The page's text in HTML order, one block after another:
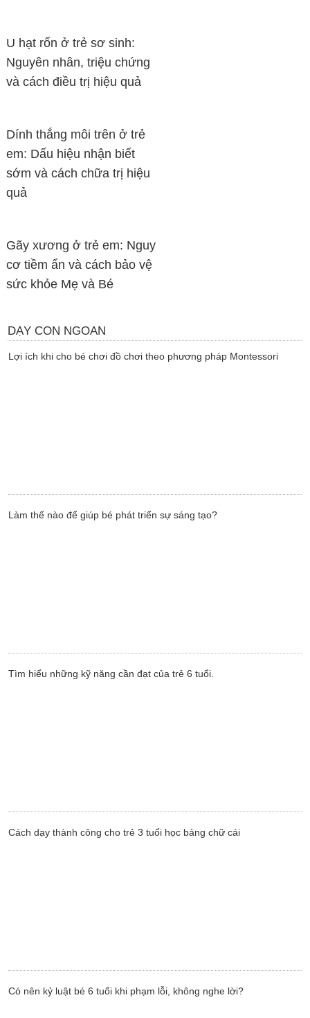
U hạt rốn ở trẻ sơ sinh:
Nguyên nhân, triệu chứng
và cách điều trị hiệu quả
Dính thắng môi trên ở trẻ
em: Dấu hiệu nhận biết
sớm và cách chữa trị hiệu
quả
Gãy xương ở trẻ em: Nguy
cơ tiềm ẩn và cách bảo vệ
sức khỏe Mẹ và Bé
DẠY CON NGOAN
Lợi ích khi cho bé chơi đồ chơi theo phương pháp Montessori
Làm thế nào để giúp bé phát triển sự sáng tạo?
Tìm hiểu những kỹ năng cần đạt của trẻ 6 tuổi.
Cách dạy thành công cho trẻ 3 tuổi học bảng chữ cái
Có nên kỷ luật bé 6 tuổi khi phạm lỗi, không nghe lời?